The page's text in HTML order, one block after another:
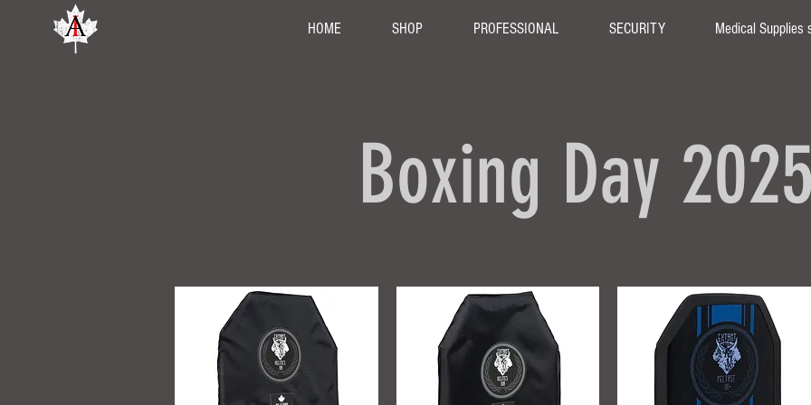
HOME SHOP PROFESSIONAL SECURITY Medical Supplies
Boxing Day 2025